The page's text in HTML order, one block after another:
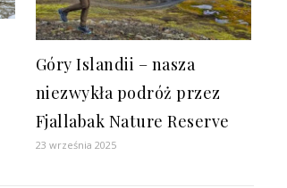
Góry Islandii – nasza
niezwykła podróż przez
Fjallabak Nature Reserve
23 września 2025